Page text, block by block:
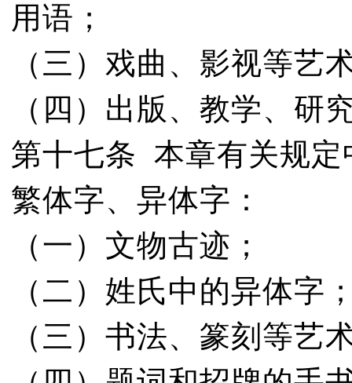
用语；
（三）戏曲、影视等艺
（四）出版、教学、研
第十七条 本章有关规定
繁体字、异体字：
（一）文物古迹；
（二）姓氏中的异体字
（三）书法、篆刻等艺